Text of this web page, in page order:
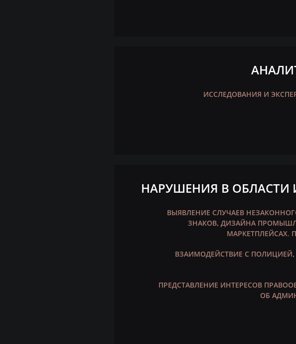
ИССЛЕДОВАНИЯ И
НАРУШЕНИЯ В ОБЛАСТИ
ВЫЯВЛЕНИЕ СЛУЧАЕВ
ЗНАКОВ, ДИЗАЙНА
МАРКЕТПЛЕЙСАХ.
ВЗАИМОДЕЙСТВИЕ С
ПРЕДСТАВЛЕНИЕ ИНТЕРЕСОВ
ОБ